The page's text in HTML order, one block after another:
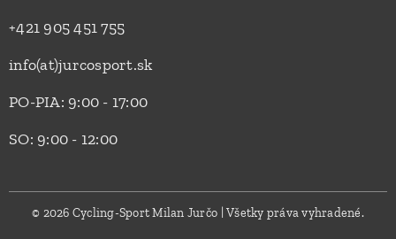
+421 905 451 755
info(at)jurcosport.sk
PO-PIA: 9:00 - 17:00
SO: 9:00 - 12:00
© 2026 Cycling-Sport Milan Jurčo | Všetky práva vyhradené.